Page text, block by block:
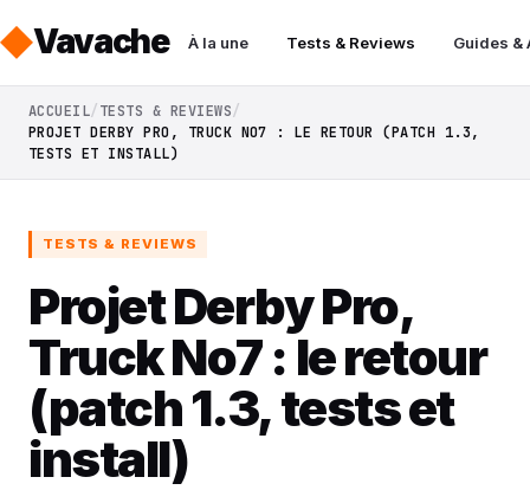
Vavache À la une Tests & Reviews Guides &
ACCUEIL TESTS & REVIEWS
PROJET DERBY PRO, TRUCK NO7 : LE RETOUR (PATCH 1.3,
TESTS ET INSTALL)
TESTS & REVIEWS
Projet Derby Pro,
Truck No7 : le retour
(patch 1.3, tests et
install)